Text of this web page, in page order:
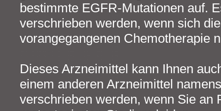
bestimmte EGFR-Mutationen auf.
verschrieben werden, wenn sich
vorangegangenen Chemotherapie
Dieses Arzneimittel kann Ihnen
einem anderen Arzneimittel
verschrieben werden, wenn Sie an